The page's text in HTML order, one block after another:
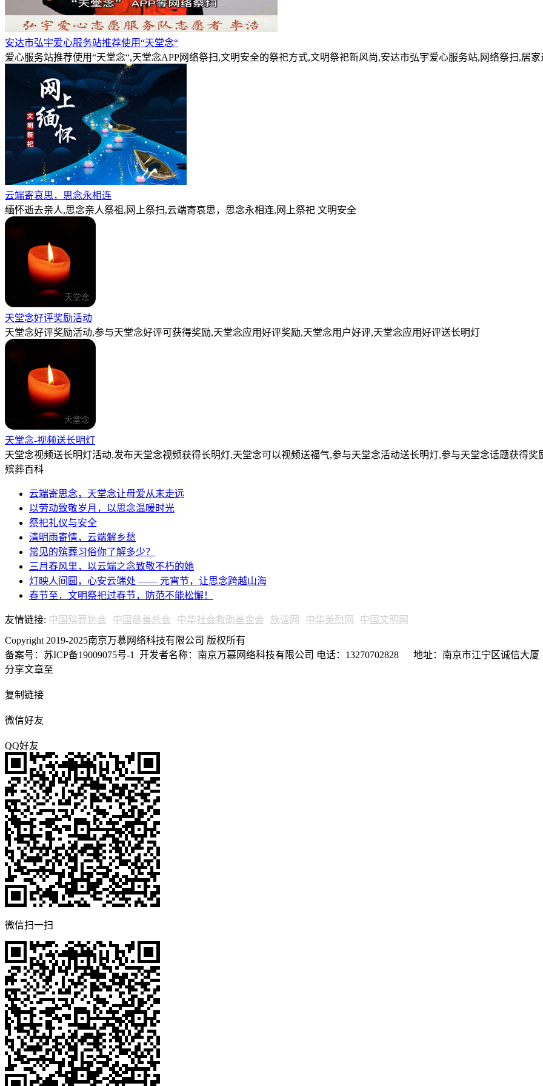
安达市弘宇爱心服务站推荐使用“天堂念“
爱心服务站推荐使用“天堂念“,天堂念APP网络祭扫,文明安全的祭祀方式,文明祭祀新风尚,安达市弘宇爱心服务站,网络祭扫,居
云端寄哀思，思念永相连
缅怀逝去亲人,思念亲人祭祖,网上祭扫,云端寄哀思，思念永相连,网上祭祀 文明安全
天堂念好评奖励活动
天堂念好评奖励活动,参与天堂念好评可获得奖励,天堂念应用好评奖励,天堂念用户好评,天堂念应用好评送长明灯
天堂念-视频送长明灯
天堂念视频送长明灯活动,发布天堂念视频获得长明灯,天堂念可以视频送福气,参与天堂念活动送长明灯,参与天堂念话题获得奖
殡葬百科
云端寄思念，天堂念让母爱从未走远
以劳动致敬岁月，以思念温暖时光
祭祀礼仪与安全
清明雨寄情，云端解乡愁
常见的殡葬习俗你了解多少？
三月春风里，以云端之念致敬不朽的她
灯映人间圆，心安云端处 —— 元宵节，让思念跨越山海
春节至，文明祭祀过春节，防范不能松懈！
友情链接: 中国殡葬协会 中国慈善总会 中华社会救助基金会 族谱网 中华英烈网
中国文明网
Copyright 2019-2025南京万慕网络科技有限公司 版权所有
备案号：苏ICP备19009075号-1
开发者名称：南京万慕网络科技有限公司 电话：13270702828 地址：南京市江宁区诚信大厦
分享文章至
复制链接
微信好友
QQ好友
微信扫一扫